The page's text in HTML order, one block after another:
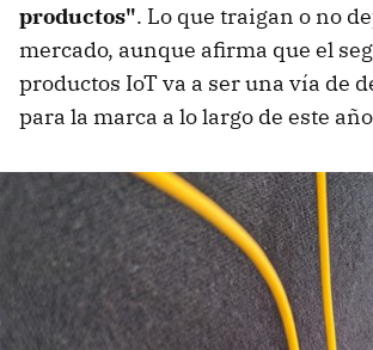
productos". Lo que traigan o no
mercado, aunque afirma que el
productos IoT va a ser una vía de
para la marca a lo largo de este año